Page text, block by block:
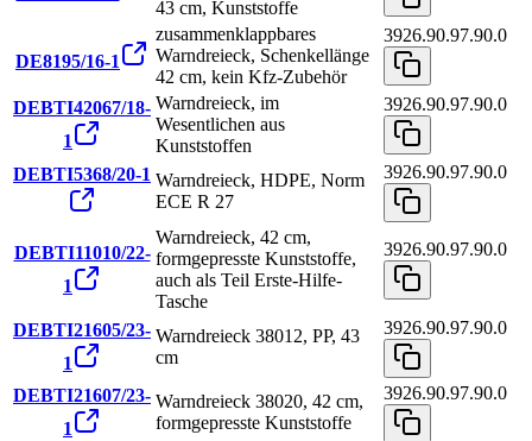
43 cm, Kunststoffe
DE8195/16-1
zusammenklappbares
Warndreieck, Schenkellänge
42 cm, kein Kfz-Zubehör
3926.90.97.90.0
DEBTI42067/18-
1
Warndreieck, im
Wesentlichen aus
Kunststoffen
3926.90.97.90.0
DEBTI5368/20-1 Warndreieck, HDPE, Norm
ECE R 27
3926.90.97.90.0
DEBTI11010/22-
1
Warndreieck, 42 cm,
formgepresste Kunststoffe,
auch als Teil Erste-Hilfe-
Tasche
3926.90.97.90.0
DEBTI21605/23-
1
Warndreieck 38012, PP, 43
cm
3926.90.97.90.0
DEBTI21607/23-
1
Warndreieck 38020, 42 cm,
formgepresste Kunststoffe
3926.90.97.90.0